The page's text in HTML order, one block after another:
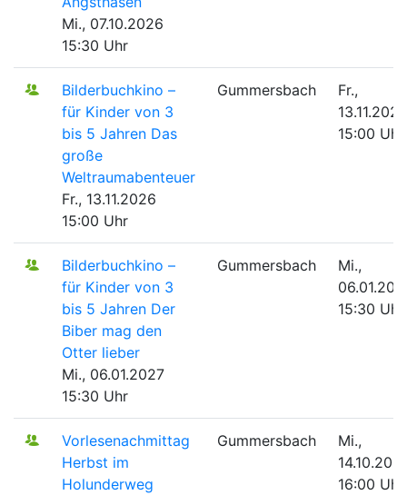
Mi., 07.10.2026
15:30 Uhr
Bilderbuchkino –
für Kinder von 3
bis 5 Jahren Das
große
Weltraumabenteuer
Fr., 13.11.2026
15:00 Uhr
Gummersbach
Fr.,
13.11.2026
15:00 Uhr
Bilderbuchkino –
für Kinder von 3
bis 5 Jahren Der
Biber mag den
Otter lieber
Mi., 06.01.2027
15:30 Uhr
Gummersbach
Mi.,
15:30 Uhr
Vorlesenachmittag
Herbst im
Holunderweg
Gummersbach
Mi.,
16:00 Uhr